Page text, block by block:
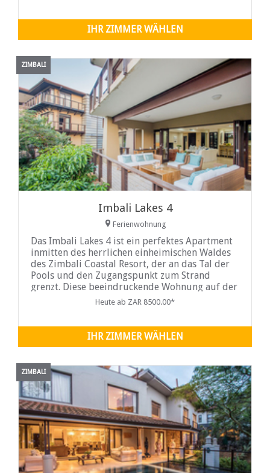
Restaurants, Einkaufszentren und
IHR ZIMMER WÄHLEN
ZIMBALI
Imbali Lakes 4
Ferienwohnung
Das Imbali Lakes 4 ist ein perfektes Apartment
inmitten des herrlichen einheimischen Waldes
des Zimbali Coastal Resort, der an das Tal der
Pools und den Zugangspunkt zum Strand
grenzt. Diese beeindruckende Wohnung auf der
unteren Ebene genießt eine beeindruckende
große Naturschutzgebiet.
Heute ab ZAR 8500.00*
IHR ZIMMER WÄHLEN
ZIMBALI